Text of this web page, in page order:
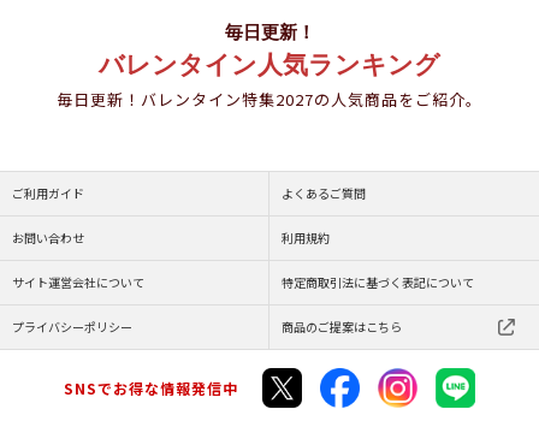
毎日更新！
バレンタイン人気ランキング
毎日更新！バレンタイン特集2027の人気商品をご紹介。
ご利用ガイド よくあるご質問
お問い合わせ 利用規約
サイト運営会社について 特定商取引法に基づく表記について
プライバシーポリシー 商品のご提案はこちら
SNSでお得な情報発信中